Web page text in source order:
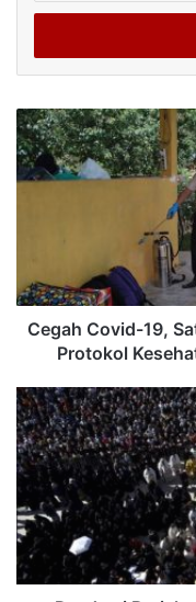
Email
Cegah Covid-19,
Protokol